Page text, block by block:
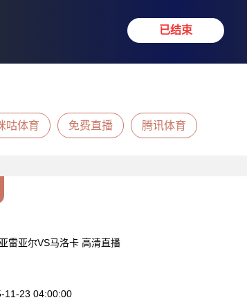
已结束
咕体育 免费直播 腾讯体育
雷亚尔VS马洛卡 高清直播
11-23 04:00:00